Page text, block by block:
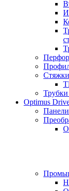
Optimus
Панели